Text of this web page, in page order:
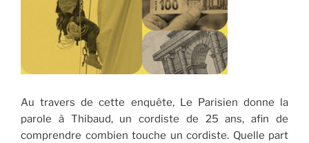
Au travers de cette enquête, Le Parisien donne la
parole à Thibaud, un cordiste de 25 ans, afin de
comprendre combien touche un cordiste. Quelle part